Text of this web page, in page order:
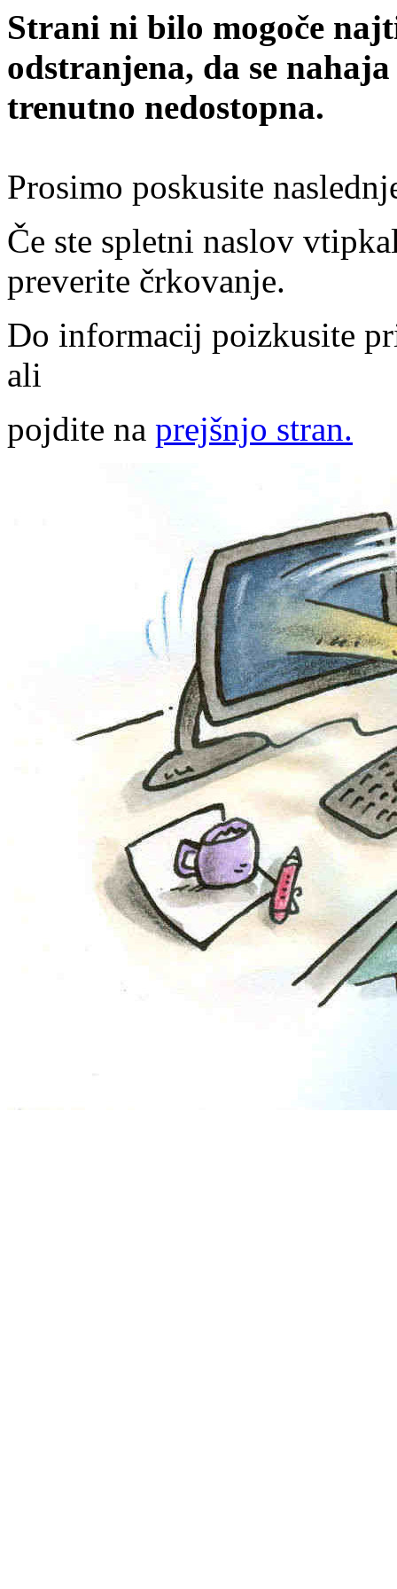
Strani ni bilo mogoče
odstranjena, da se
trenutno nedostopna.
Prosimo poskusite
Če ste spletni naslov
preverite črkovanje.
Do informacij poizkusite
ali
pojdite na prejšnjo stran.